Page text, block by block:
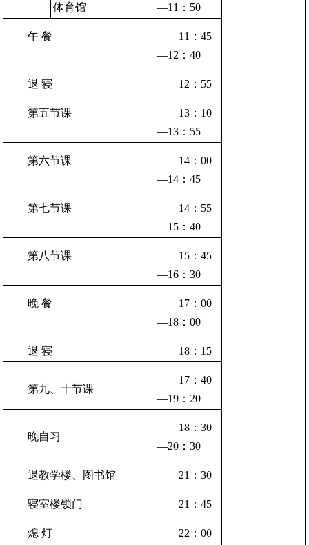
体育馆
—11：50
午 餐
11：45
—12：40
退 寝 12：55
第五节课
13：10
—13：55
第六节课
14：00
—14：45
第七节课
14：55
—15：40
第八节课
15：45
—16：30
晚 餐
17：00
—18：00
退 寝 18：15
第九、十节课
17：40
—19：20
晚自习
18：30
—20：30
退教学楼、图书馆 21：30
寝室楼锁门 21：45
熄 灯 22：00